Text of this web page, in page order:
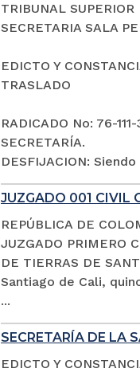
TRIBUNAL
SECRETARIA SALA
EDICTO Y
TRASLADO
RADICADO No: 76-
SECRETARÍA.
DESFIJACION: Siendo
JUZGADO 001 CIVIL
REPÚBLICA DE
JUZGADO PRIMERO
DE TIERRAS DE
Santiago de Cali,
...
SECRETARÍA DE LA
EDICTO Y